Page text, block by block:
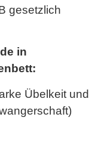
gesetzlich
in
Übelkeit und